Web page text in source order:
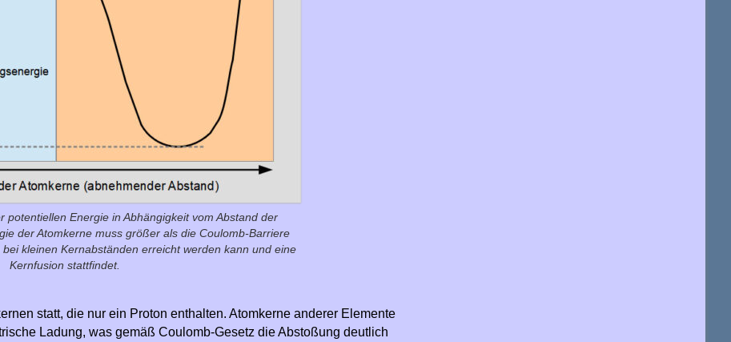
potentiellen Energie in Abhängigkeit vom Abstand der
der Atomkerne muss größer als die Coulomb-Barriere
kleinen Kernabständen erreicht werden kann und eine
Kernfusion stattfindet.
statt, die nur ein Proton enthalten. Atomkerne anderer Elemente
Ladung, was gemäß Coulomb-Gesetz die Abstoßung deutlich